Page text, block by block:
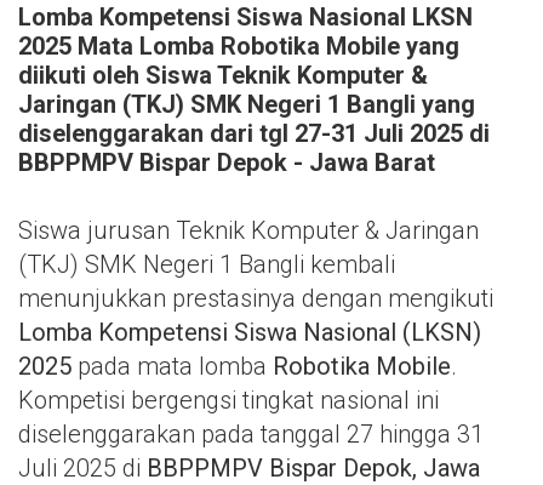
Lomba Kompetensi Siswa Nasional LKSN
2025 Mata Lomba Robotika Mobile yang
diikuti oleh Siswa Teknik Komputer &
Jaringan (TKJ) SMK Negeri 1 Bangli yang
diselenggarakan dari tgl 27-31 Juli 2025 di
BBPPMPV Bispar Depok - Jawa Barat
Siswa jurusan Teknik Komputer & Jaringan
(TKJ) SMK Negeri 1 Bangli kembali
menunjukkan prestasinya dengan mengikuti
Lomba Kompetensi Siswa Nasional (LKSN)
2025 pada mata lomba Robotika Mobile.
Kompetisi bergengsi tingkat nasional ini
diselenggarakan pada tanggal 27 hingga 31
Juli 2025 di BBPPMPV Bispar Depok, Jawa